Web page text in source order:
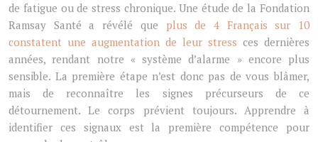
de fatigue ou de stress chronique. Une étude de la Fondation
Ramsay Santé a révélé que plus de 4 Français sur 10
constatent une augmentation de leur stress ces dernières
années, rendant notre « système d’alarme » encore plus
sensible. La première étape n’est donc pas de vous blâmer,
mais de reconnaître les signes précurseurs de ce
détournement. Le corps prévient toujours. Apprendre à
identifier ces signaux est la première compétence pour